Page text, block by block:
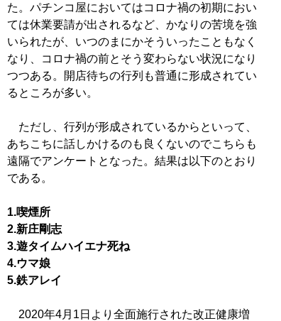
た。パチンコ屋においてはコロナ禍の初期におい
ては休業要請が出されるなど、かなりの苦境を強
いられたが、いつのまにかそういったこともなく
なり、コロナ禍の前とそう変わらない状況になり
つつある。開店待ちの行列も普通に形成されてい
るところが多い。
ただし、行列が形成されているからといって、
あちこちに話しかけるのも良くないのでこちらも
遠隔でアンケートとなった。結果は以下のとおり
である。
1.喫煙所
2.新庄剛志
3.遊タイムハイエナ死ね
4.ウマ娘
5.鉄アレイ
2020年4月1日より全面施行された改正健康増